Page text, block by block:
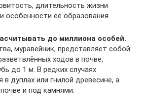
длительность жизни
особенности её образования.
до миллиона особей.
муравейник, представляет собой
ходов в почве,
до 1 м. В редких случаях
в дуплах или гнилой древесине, а
и под камнями.